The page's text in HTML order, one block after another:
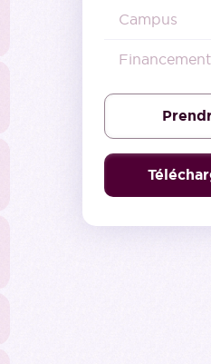
Campus
Financement